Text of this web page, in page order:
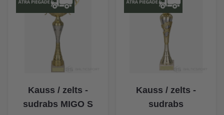
Kauss / zelts -
sudrabs MIGO S
Kauss / zelts -
sudrabs